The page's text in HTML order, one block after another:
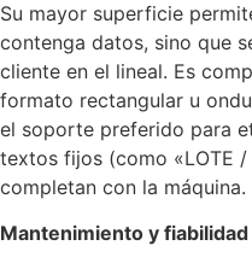
Su mayor superficie
contenga datos, sino que
cliente en el lineal. Es
formato rectangular u
el soporte preferido para
textos fijos (como «LOTE /
completan con la máquina.
Mantenimiento y fiabilidad